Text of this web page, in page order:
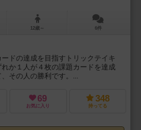
12歳～ 6件
ドの達成を目指すトリックテイキ
か１人が４枚の課題カードを達成
その人の勝利です。...
69
お気に入り
348
持ってる